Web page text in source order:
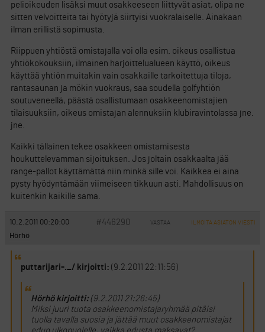
pelioikeuden lisäksi muut osakkeeseen liittyvät asiat, olipa ne
sitten velvoitteita tai hyötyjä siirtyisi vuokralaiselle. Ainakaan
ilman erillistä sopimusta.
Riippuen yhtiöstä omistajalla voi olla esim. oikeus osallistua
yhtiökokouksiin, ilmainen harjoittelualueen käyttö, oikeus
käyttää yhtiön muitakin vain osakkaille tarkoitettuja tiloja,
rantasaunan ja mökin vuokraus, saa soudella golfyhtiön
soutuveneellä, päästä osallistumaan osakkeenomistajien
tilaisuuksiin, oikeus omistajan alennuksiin klubiravintolassa jne.
jne.
Kaikki tällainen tekee osakkeen omistamisesta
houkuttelevamman sijoituksen. Jos joltain osakkaalta jää
range-pallot käyttämättä niin minkä sille voi. Kaikkea ei aina
pysty hyödyntämään viimeiseen tikkuun asti. Mahdollisuus on
kuitenkin kaikille sama.
10.2.2011 00:20:00 #446290 VASTAA ILMOITA ASIATON VIESTI
Hörhö
puttarijari-._/ kirjoitti: (9.2.2011 22:11:56)
Hörhö kirjoitti:(9.2.2011 21:26:45)
Miksi juuri tuota osakkeenomistajaryhmää pitäisi
tuolla tavalla suosia ja jättää muut osakkeenomistajat